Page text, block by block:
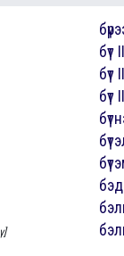
бүт
бүт
бүт
бэд